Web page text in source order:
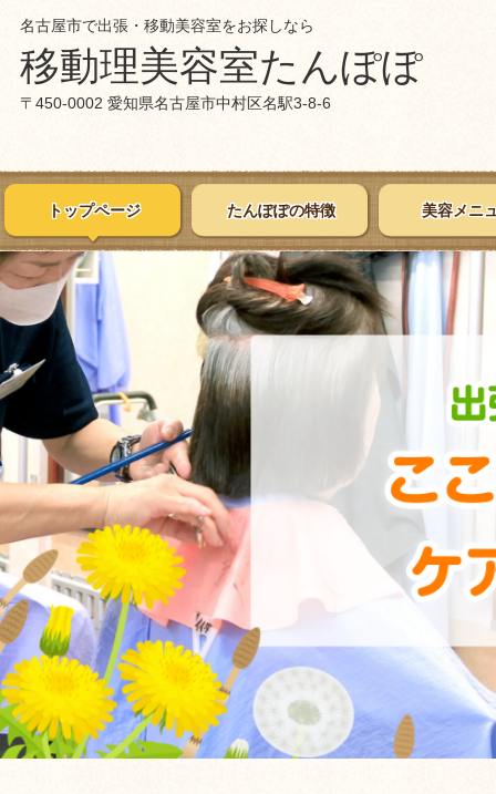
名古屋市で出張・移動美容室をお探しなら
移動理美容室たんぽぽ
〒450-0002 愛知県名古屋市中村区名駅3-8-6
トップページ たんぽぽの特徴 美容メニ